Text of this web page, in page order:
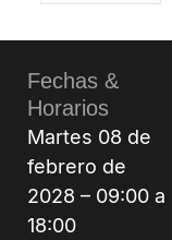
Fechas &
Horarios
Martes 08 de
febrero de
2028 – 09:00 a
18:00